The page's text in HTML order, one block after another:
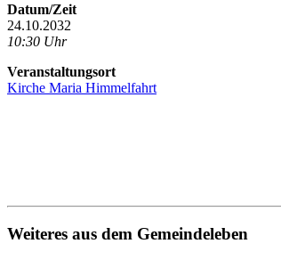
Datum/Zeit
24.10.2032
10:30 Uhr
Veranstaltungsort
Kirche Maria Himmelfahrt
Weiteres aus dem Gemeindeleben